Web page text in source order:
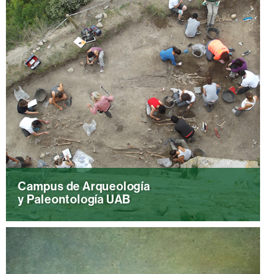
Campus de Arqueología
y Paleontología UAB
Conoce las diferentes sedes del Campus de
Arqueología de la UAB